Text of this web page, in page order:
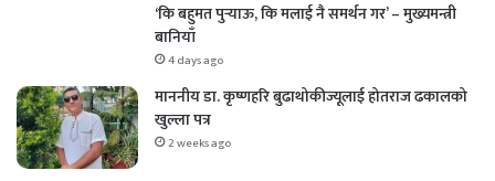
‘कि बहुमत पुर्‍याऊ, कि मलाई नै समर्थन गर’ – मुख्यमन्त्री
बानियाँ
4 days ago
माननीय डा. कृष्णहरि बुढाथोकीज्यूलाई होतराज ढकालको
खुल्ला पत्र
2 weeks ago